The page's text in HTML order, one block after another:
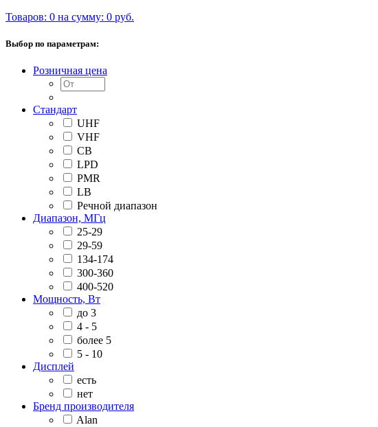
Товаров: 0 на сумму: 0 руб.
Выбор по параметрам:
Розничная цена
Стандарт
UHF
VHF
CB
LPD
PMR
LB
Речной диапазон
Диапазон, МГц
25-29
29-59
134-174
300-360
400-520
Мощность, Вт
до 3
4 - 5
более 5
5 - 10
Дисплей
есть
нет
Бренд производителя
Alan